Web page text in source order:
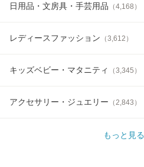
日用品・文房具・手芸用品 （4,168 ）
レディースファッション （3,612 ）
キッズベビー・マタニティ （3,345 ）
アクセサリー・ジュエリー （2,843 ）
もっと見る